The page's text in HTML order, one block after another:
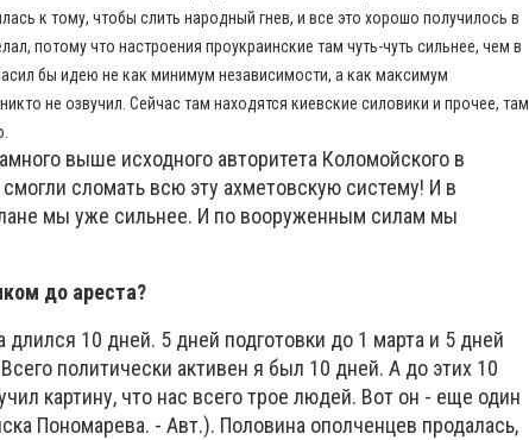
к тому, чтобы слить народный гнев, и все это хорошо получилось в
потому что настроения проукраинские там чуть-чуть сильнее, чем в
бы идею не как минимум независимости, а как максимум
не озвучил. Сейчас там находятся киевские силовики и прочее, там
выше исходного авторитета Коломойского в
сломать всю эту ахметовскую систему! И в
мы уже сильнее. И по вооруженным силам мы
до ареста?
10 дней. 5 дней подготовки до 1 марта и 5 дней
политически активен я был 10 дней. А до этих 10
картину, что нас всего трое людей. Вот он - еще один
Пономарева. - Авт.). Половина ополченцев продалась,